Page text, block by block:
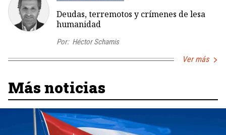
Deudas, terremotos y crímenes de lesa
humanidad
Por: Héctor Schamis
Ver más
Más noticias